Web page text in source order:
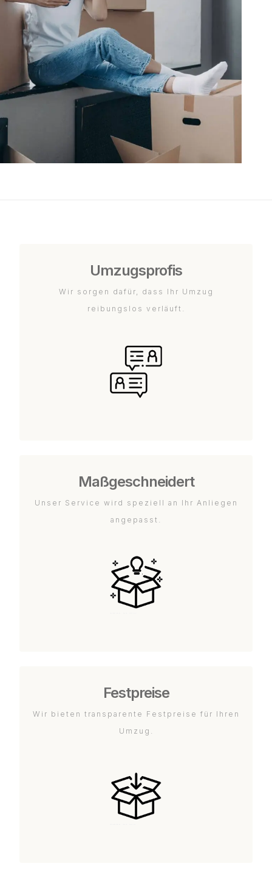
Umzugsprofis
Wir sorgen dafür, dass Ihr Umzug
reibungslos verläuft.
Maßgeschneidert
Unser Service wird speziell an Ihr Anliegen
angepasst.
Festpreise
Wir bieten transparente Festpreise für Ihren
Umzug.